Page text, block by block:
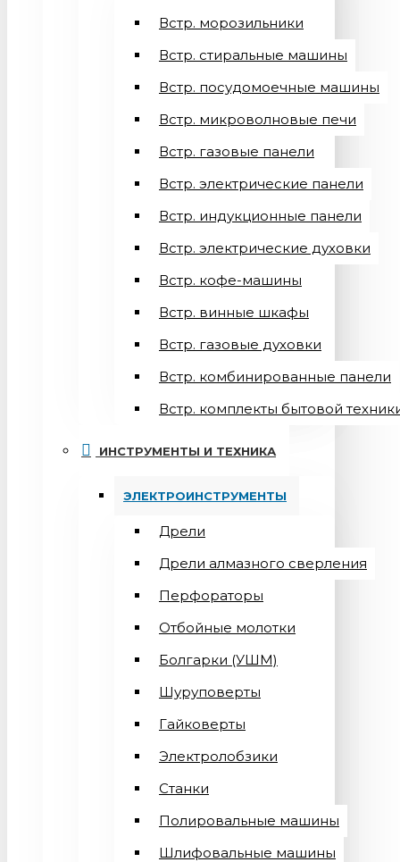
Встр. морозильники
Встр. стиральные машины
Встр. посудомоечные машины
Встр. микроволновые печи
Встр. газовые панели
Встр. электрические панели
Встр. индукционные панели
Встр. электрические духовки
Встр. кофе-машины
Встр. винные шкафы
Встр. газовые духовки
Встр. комбинированные панели
Встр. комплекты бытовой
ИНСТРУМЕНТЫ И ТЕХНИКА
ЭЛЕКТРОИНСТРУМЕНТЫ
Дрели
Дрели алмазного сверления
Перфораторы
Отбойные молотки
Болгарки (УШМ)
Шуруповерты
Гайковерты
Электролобзики
Станки
Полировальные машины
Шлифовальные машины